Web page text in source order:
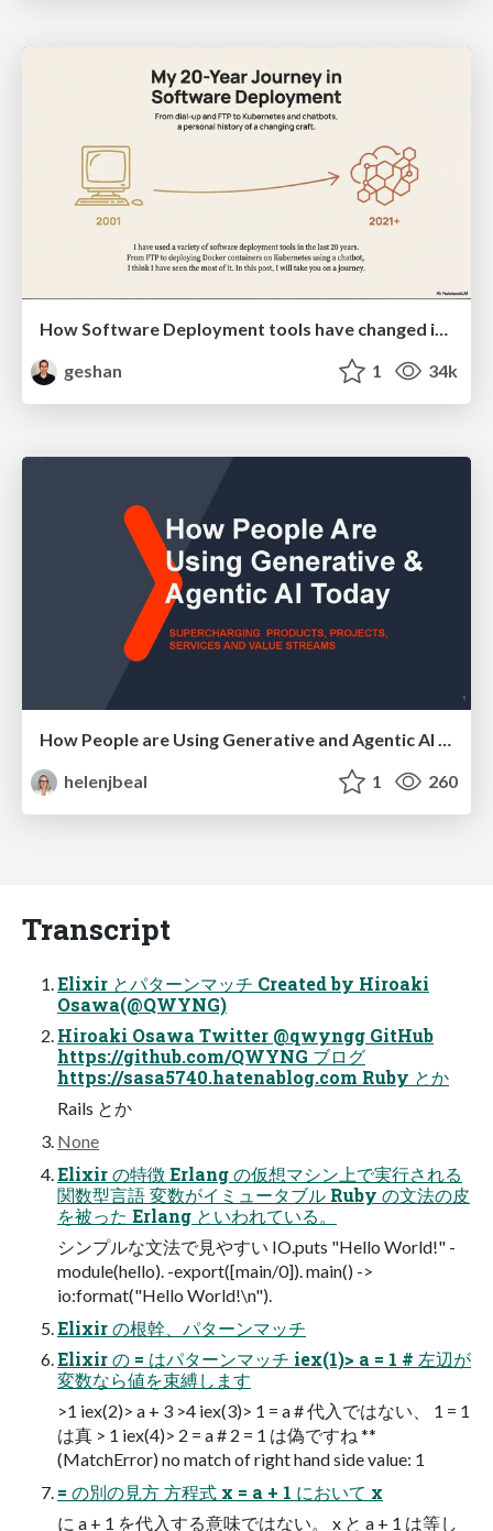
How Software Deployment tools have changed in the past 20 years
geshan
1 34k
How People are Using Generative and Agentic AI to Supercharge Their Products, Projects, Services and Value Streams Today
helenjbeal
1 260
Transcript
Elixir とパターンマッチ Created by Hiroaki
Osawa(@QWYNG)
Hiroaki Osawa Twitter @qwyngg GitHub
https://github.com/QWYNG ブログ
https://sasa5740.hatenablog.com Ruby とか
Rails とか
None
Elixir の特徴 Erlang の仮想マシン上で実⾏される
関数型⾔語 変数がイミュータブル Ruby の⽂法の⽪
を被った Erlang といわれている。
シンプルな⽂法で⾒やすい IO.puts "Hello World!" -
module(hello). -export([main/0]). main() ->
io:format("Hello World!\n").
Elixir の根幹、パターンマッチ
Elixir の = はパターンマッチ iex(1)> a = 1 # 左辺が
変数なら値を束縛します
>1 iex(2)> a + 3 >4 iex(3)> 1 = a # 代⼊ではない、 1 = 1
は真 > 1 iex(4)> 2 = a # 2 = 1 は偽ですね **
(MatchError) no match of right hand side value: 1
= の別の⾒⽅ ⽅程式 x = a + 1 において x
に a + 1 を代⼊する意味ではない。 x と a + 1 は等し